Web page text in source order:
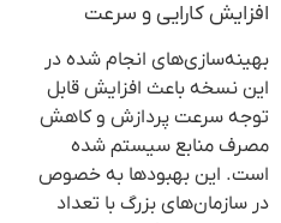
افزایش کارایی و سرعت
بهینه‌سازی‌های انجام شده در
این نسخه باعث افزایش قابل
توجه سرعت پردازش و کاهش
مصرف منابع سیستم شده
است. این بهبودها به خصوص
در سازمان‌های بزرگ با تعداد